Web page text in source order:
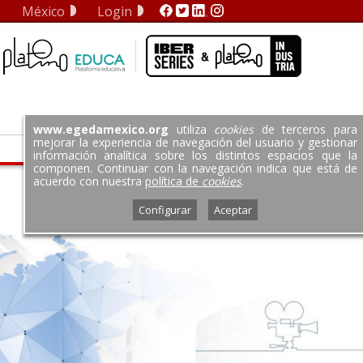
www.egedamexico.org utiliza cookiesde terceros para
mejorar la experiencia de navegación del usuario y gestionar
información analítica sobre los distintos espacios que la
componen. Continuar con la navegación indica que está de
acuerdo con nuestra política de cookies.
Configurar Aceptar
Login
México
Argentina
EGEDA Brasil
Colombia
Dominicana
Ecuador
España
EGEDA Perú
Uruguay
EGEDA Us
Folleto informativo
Tarifas Repertorio Socios